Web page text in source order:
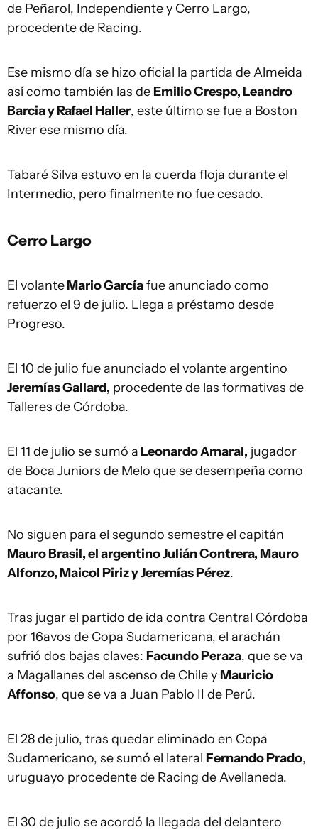
de Peñarol, Independiente y Cerro Largo,
procedente de Racing.
Ese mismo día se hizo oficial la partida de Almeida
así como también las de Emilio Crespo, Leandro
Barcia y Rafael Haller, este último se fue a Boston
River ese mismo día.
Tabaré Silva estuvo en la cuerda floja durante el
Intermedio, pero finalmente no fue cesado.
Cerro Largo
El volanteMario Garcíafue anunciado como
refuerzo el 9 de julio. Llega a préstamo desde
Progreso.
El 10 de julio fue anunciado el volante argentino
Jeremías Gallard, procedente de las formativas de
Talleres de Córdoba.
El 11 de julio se sumó a Leonardo Amaral, jugador
de Boca Juniors de Melo que se desempeña como
atacante.
No siguen para el segundo semestre el capitán
Mauro Brasil, el argentino Julián Contrera, Mauro
Alfonzo, Maicol Piriz y Jeremías Pérez.
Tras jugar el partido de ida contra Central Córdoba
por 16avos de Copa Sudamericana, el arachán
sufrió dos bajas claves: Facundo Peraza, que se va
a Magallanes del ascenso de Chile y Mauricio
Affonso, que se va a Juan Pablo II de Perú.
El 28 de julio, tras quedar eliminado en Copa
Sudamericano, se sumó el lateral Fernando Prado,
uruguayo procedente de Racing de Avellaneda.
El 30 de julio se acordó la llegada del delantero